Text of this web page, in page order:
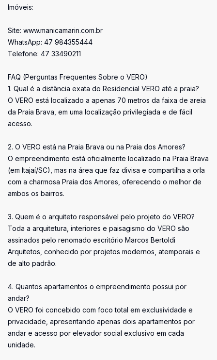
Imóveis:
Site: www.manicamarin.com.br
WhatsApp: 47 984355444
Telefone: 47 33490211
FAQ (Perguntas Frequentes Sobre o VERO)
1. Qual é a distância exata do Residencial VERO até a praia?
O VERO está localizado a apenas 70 metros da faixa de areia
da Praia Brava, em uma localização privilegiada e de fácil
acesso.
2. O VERO está na Praia Brava ou na Praia dos Amores?
O empreendimento está oficialmente localizado na Praia Brava
(em Itajaí/SC), mas na área que faz divisa e compartilha a orla
com a charmosa Praia dos Amores, oferecendo o melhor de
ambos os bairros.
3. Quem é o arquiteto responsável pelo projeto do VERO?
Toda a arquitetura, interiores e paisagismo do VERO são
assinados pelo renomado escritório Marcos Bertoldi
Arquitetos, conhecido por projetos modernos, atemporais e
de alto padrão.
4. Quantos apartamentos o empreendimento possui por
andar?
O VERO foi concebido com foco total em exclusividade e
privacidade, apresentando apenas dois apartamentos por
andar e acesso por elevador social exclusivo em cada
unidade.